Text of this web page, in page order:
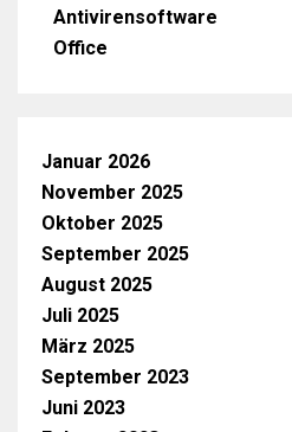
Antivirensoftware
Office
Januar 2026
November 2025
Oktober 2025
September 2025
August 2025
Juli 2025
März 2025
September 2023
Juni 2023